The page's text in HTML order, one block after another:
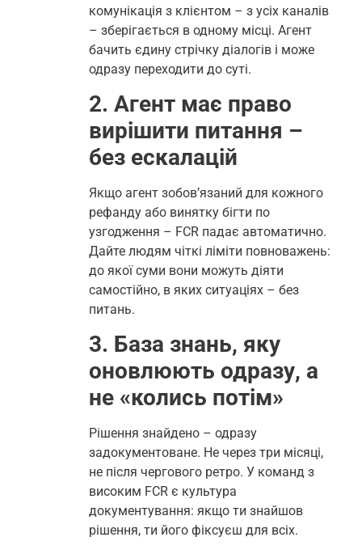
комунікація з клієнтом – з усіх каналів
– зберігається в одному місці. Агент
бачить єдину стрічку діалогів і може
одразу переходити до суті.
2. Агент має право
вирішити питання –
без ескалацій
Якщо агент зобов’язаний для кожного
рефанду або винятку бігти по
узгодження – FCR падає автоматично.
Дайте людям чіткі ліміти повноважень:
до якої суми вони можуть діяти
самостійно, в яких ситуаціях – без
питань.
3. База знань, яку
оновлюють одразу, а
не «колись потім»
Рішення знайдено – одразу
задокументоване. Не через три місяці,
не після чергового ретро. У команд з
високим FCR є культура
документування: якщо ти знайшов
рішення, ти його фіксуєш для всіх.